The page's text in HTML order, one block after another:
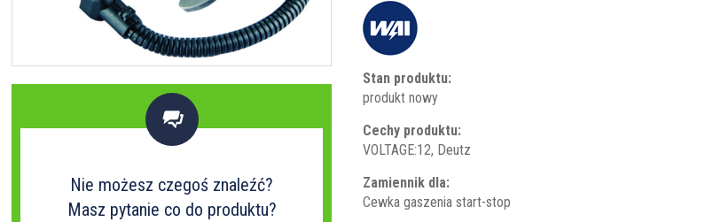

Nie możesz czegoś znaleźć?
Masz pytanie co do produktu?
Stan produktu:
produkt nowy
Cechy produktu:
VOLTAGE:12, Deutz
Zamiennik dla:
Cewka gaszenia start-stop